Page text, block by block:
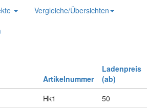
Vergleiche/Übersichten
Artikelnummer
Ladenpreis
(ab)
Hk1
50